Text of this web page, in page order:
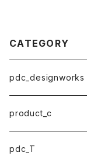
CATEGORY
pdc_designworks
ステッカー
マスク
product_c
小物アクセサリー
pdc_T